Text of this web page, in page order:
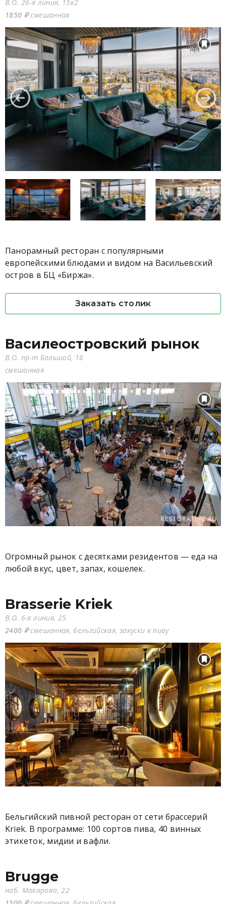
В.О. 26-я линия, 15к2
1850 ₽смешанная
Панорамный ресторан с популярными
европейскими блюдами и видом на Васильевский
остров в БЦ «Биржа».
Заказать столик
Василеостровский рынок
В.О. пр-т Большой, 16
смешанная
Огромный рынок с десятками резидентов — еда на
любой вкус, цвет, запах, кошелек.
Brasserie Kriek
В.О. 6-я линия, 25
2400 ₽смешанная, бельгийская, закуски к пиву
Бельгийский пивной ресторан от сети брассерий
Kriek. В программе: 100 сортов пива, 40 винных
этикеток, мидии и вафли.
Brugge
наб. Макарова, 22